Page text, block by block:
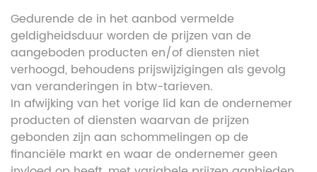
Gedurende de in het aanbod vermelde
geldigheidsduur worden de prijzen van de
aangeboden producten en/of diensten niet
verhoogd, behoudens prijswijzigingen als gevolg
van veranderingen in btw-tarieven.
In afwijking van het vorige lid kan de ondernemer
producten of diensten waarvan de prijzen
gebonden zijn aan schommelingen op de
financiële markt en waar de ondernemer geen